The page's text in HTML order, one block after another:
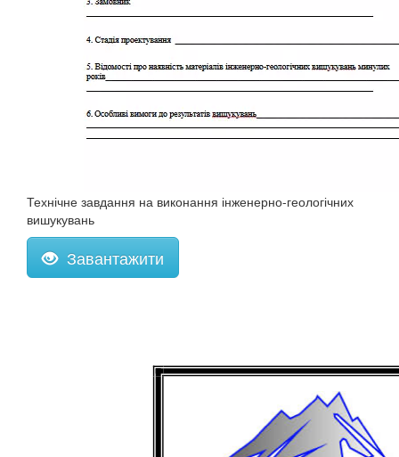
Технічне завдання на виконання інженерно-геологічних
вишукувань
Завантажити